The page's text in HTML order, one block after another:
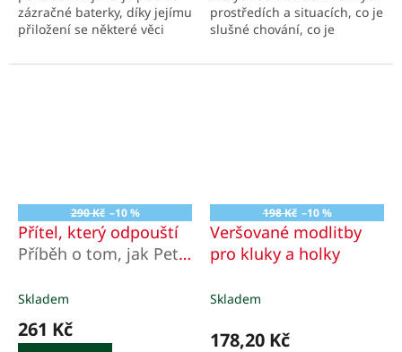
zázračné baterky, díky jejímu
přiložení se některé věci
Příběh se tak stává
prostředích a situacích, co je
slušné chování, co je
správně chovat.
290 Kč –10 %
Přítel, který odpouští
Příběh o tom, jak Petr
odpustil
Skladem
261 Kč
198 Kč –10 %
Veršované modlitby
pro kluky a holky
Skladem
178,20 Kč